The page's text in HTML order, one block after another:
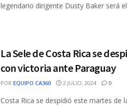
legendario dirigente Dusty Baker será
La Sele de Costa Rica se
con victoria ante Paraguay
POR EQUIPO CA360 2 JULIO, 2024 0
Costa Rica se despidió este martes de